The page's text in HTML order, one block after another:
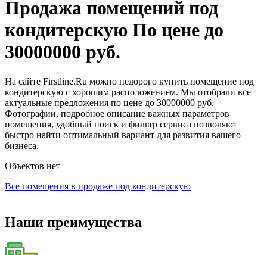
Продажа помещений под
кондитерскую По цене до
30000000 руб.
На сайте Firstline.Ru можно недорого купить помещение под
кондитерскую с хорошим расположением. Мы отобрали все
актуальные предложения по цене до 30000000 руб.
Фотографии, подробное описание важных параметров
помещения, удобный поиск и фильтр сервиса позволяют
быстро найти оптимальный вариант для развития вашего
бизнеса.
Объектов нет
Все помещения в продаже под кондитерскую
Наши преимущества